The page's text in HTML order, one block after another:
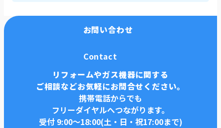
お問い合わせ
Contact
リフォームやガス機器に関する
ご相談などお気軽にお問合せください。
携帯電話からでも
フリーダイヤルへつながります。
受付 9:00〜18:00(土・日・祝17:00まで)